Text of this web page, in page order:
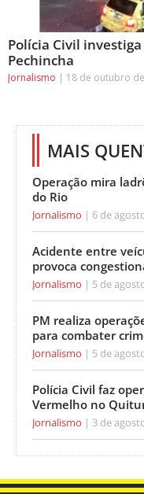
Polícia Civil
Pechincha
Jornalismo 18 de outubro
MAIS
Operação mira
do Rio
Jornalismo 6 de
Acidente entre
provoca
Jornalismo 5 de
PM realiza
para combater
Jornalismo 5 de
Polícia Civil faz
Vermelho no
Jornalismo 3 de